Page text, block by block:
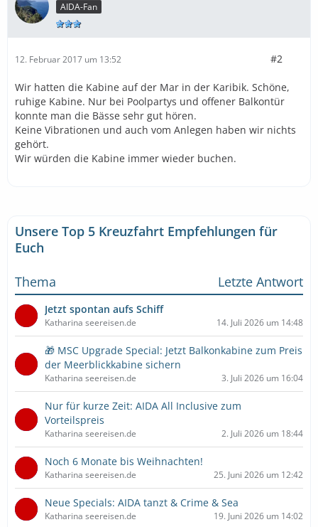
AIDA-Fan
12. Februar 2017 um 13:52 #2
Wir hatten die Kabine auf der Mar in der Karibik. Schöne,
ruhige Kabine. Nur bei Poolpartys und offener Balkontür
konnte man die Bässe sehr gut hören.
Keine Vibrationen und auch vom Anlegen haben wir nichts
gehört.
Wir würden die Kabine immer wieder buchen.
Unsere Top 5 Kreuzfahrt Empfehlungen für
Euch
Thema
Letzte Antwort
Jetzt spontan aufs Schiff
Katharina seereisen.de 14. Juli 2026 um 14:48
🎁 MSC Upgrade Special: Jetzt Balkonkabine zum Preis
der Meerblickkabine sichern
Katharina seereisen.de 3. Juli 2026 um 16:04
Nur für kurze Zeit: AIDA All Inclusive zum
Vorteilspreis
Katharina seereisen.de 2. Juli 2026 um 18:44
Noch 6 Monate bis Weihnachten!
Katharina seereisen.de 25. Juni 2026 um 12:42
Neue Specials: AIDA tanzt & Crime & Sea
Katharina seereisen.de 19. Juni 2026 um 14:02